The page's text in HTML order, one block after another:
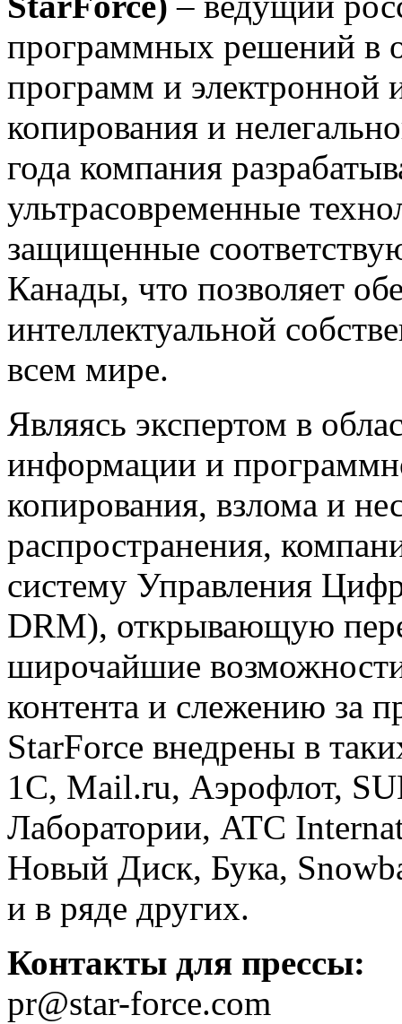
программных решений в
программ и электронной
копирования и
года компания
ультрасовременные
защищенные
Канады, что позволяет
интеллектуальной
всем мире.
Являясь экспертом в
информации и
копирования, взлома и
распространения,
систему Управления
DRM), открывающую
широчайшие
контента и слежению за
StarForce внедрены в
1С, Mail.ru, Аэрофлот,
Лаборатории, ATC
Новый Диск, Бука,
и в ряде других.
Контакты для прессы:
pr@star-force.com